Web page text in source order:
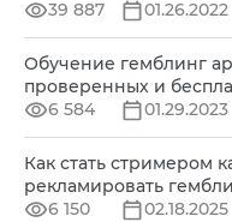
39 887
01.26.2022
Обучение гемблинг
проверенных и
6 584
01.29.2023
Как стать стримером
рекламировать
6 150
02.18.2025